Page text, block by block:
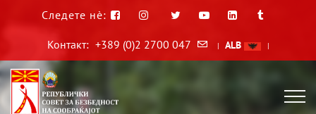
Следете нè:
Контакт: +389 (0)2 2700 047 | ALB |